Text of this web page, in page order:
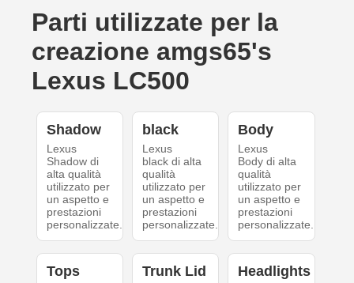
Parti utilizzate per la
creazione amgs65's
Lexus LC500
Shadow
Lexus
Shadow di
alta qualità
utilizzato per
un aspetto e
prestazioni
personalizzate.
black
Lexus
black di alta
qualità
utilizzato per
un aspetto e
prestazioni
personalizzate.
Body
Lexus
Body di alta
qualità
utilizzato per
un aspetto e
prestazioni
personalizzate.
Tops Trunk Lid Headlights